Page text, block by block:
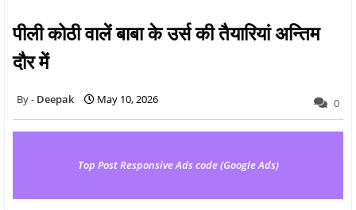
पीली कोठी वालें बाबा के उर्स की तैयारियां अन्तिम
दौर में
Deepak May 10, 2026 0
Top Post Responsive Ads code (Google Ads)